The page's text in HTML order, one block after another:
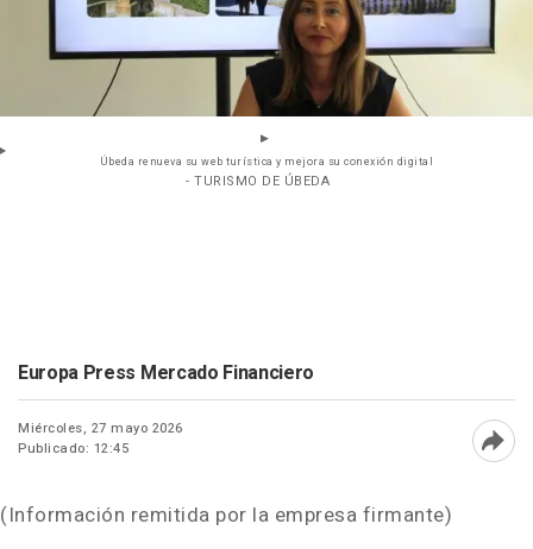
Úbeda renueva su web turística y mejora su conexión digital
- TURISMO DE ÚBEDA
Europa Press Mercado Financiero
Miércoles, 27 mayo 2026
Publicado: 12:45
(Información remitida por la empresa firmante)